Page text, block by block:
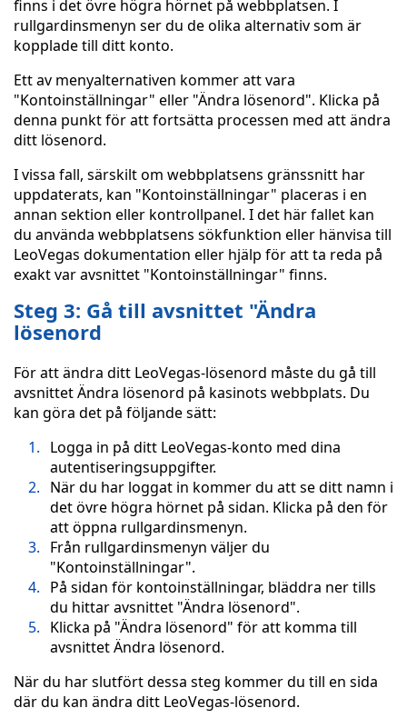
finns i det övre högra hörnet på webbplatsen. I
rullgardinsmenyn ser du de olika alternativ som är
kopplade till ditt konto.
Ett av menyalternativen kommer att vara
"Kontoinställningar" eller "Ändra lösenord". Klicka på
denna punkt för att fortsätta processen med att ändra
ditt lösenord.
I vissa fall, särskilt om webbplatsens gränssnitt har
uppdaterats, kan "Kontoinställningar" placeras i en
annan sektion eller kontrollpanel. I det här fallet kan
du använda webbplatsens sökfunktion eller hänvisa till
LeoVegas dokumentation eller hjälp för att ta reda på
exakt var avsnittet "Kontoinställningar" finns.
Steg 3: Gå till avsnittet "Ändra
lösenord
För att ändra ditt LeoVegas-lösenord måste du gå till
avsnittet Ändra lösenord på kasinots webbplats. Du
kan göra det på följande sätt:
Logga in på ditt LeoVegas-konto med dina
autentiseringsuppgifter.
När du har loggat in kommer du att se ditt namn i
det övre högra hörnet på sidan. Klicka på den för
att öppna rullgardinsmenyn.
Från rullgardinsmenyn väljer du
"Kontoinställningar".
På sidan för kontoinställningar, bläddra ner tills
du hittar avsnittet "Ändra lösenord".
Klicka på "Ändra lösenord" för att komma till
avsnittet Ändra lösenord.
När du har slutfört dessa steg kommer du till en sida
där du kan ändra ditt LeoVegas-lösenord.